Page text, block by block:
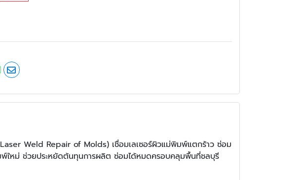
Weld Repair of Molds) เชื่อมเลเซอร์ผิวแม่พิมพ์แตกร้าว ซ่อม
ใหม่ ช่วยประหยัดต้นทุนการผลิต ซ่อมได้หมดครอบคลุมพื้นที่ชลบุรี